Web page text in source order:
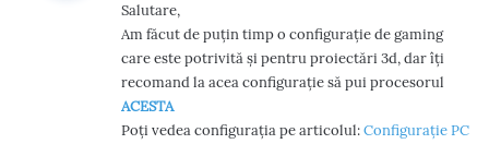
e
:
Salutare,
Am făcut de puțin timp o configurație de gaming
care este potrivită și pentru proiectări 3d, dar îți
recomand la acea configurație să pui procesorul
ACESTA
Poți vedea configurația pe articolul:Configurație PC